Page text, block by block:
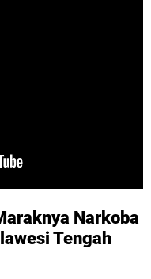
Narkoba
Tengah